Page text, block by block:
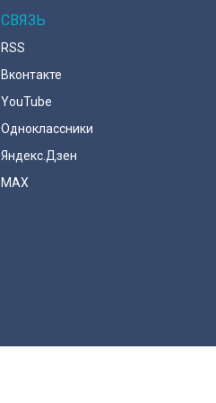
СВЯЗЬ
RSS
Вконтакте
YouTube
Одноклассники
Яндекс.Дзен
MAX